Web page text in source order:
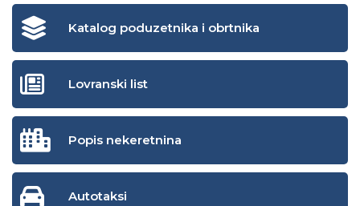
Katalog poduzetnika i obrtnika
Lovranski list
Popis nekeretnina
Autotaksi